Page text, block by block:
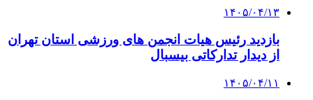
۱۴۰۵/۰۴/۱۳
بازدید رئیس هیات انجمن های ورزشی استان تهران
از دیدار تدارکاتی بیسبال
۱۴۰۵/۰۴/۱۱